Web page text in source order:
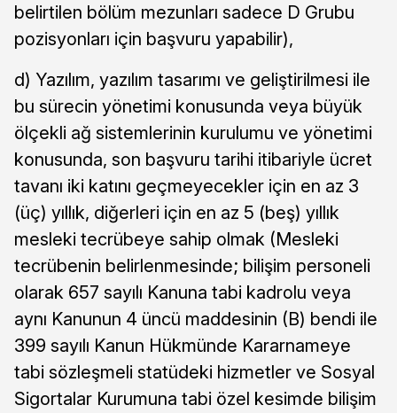
belirtilen bölüm mezunları sadece D Grubu
pozisyonları için başvuru yapabilir),
d) Yazılım, yazılım tasarımı ve geliştirilmesi ile
bu sürecin yönetimi konusunda veya büyük
ölçekli ağ sistemlerinin kurulumu ve yönetimi
konusunda, son başvuru tarihi itibariyle ücret
tavanı iki katını geçmeyecekler için en az 3
(üç) yıllık, diğerleri için en az 5 (beş) yıllık
mesleki tecrübeye sahip olmak (Mesleki
tecrübenin belirlenmesinde; bilişim personeli
olarak 657 sayılı Kanuna tabi kadrolu veya
aynı Kanunun 4 üncü maddesinin (B) bendi ile
399 sayılı Kanun Hükmünde Kararnameye
tabi sözleşmeli statüdeki hizmetler ve Sosyal
Sigortalar Kurumuna tabi özel kesimde bilişim